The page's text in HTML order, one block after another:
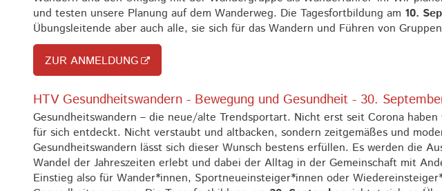
und testen unsere Planung auf dem Wanderweg. Die Tagesfortbildung am 10.
Übungsleitende aber auch alle, sie sich für das Wandern und Führen von
ZUR ANMELDUNG
HTV Gesundheitswandern - Bewegung und Gesundheit - 30.
Gesundheitswandern – die neue/alte Trendsportart. Nicht erst seit Corona haben
für sich entdeckt. Nicht verstaubt und altbacken, sondern zeitgemäßes und
Gesundheitswandern lässt sich dieser Wunsch bestens erfüllen. Es werden die
Wandel der Jahreszeiten erlebt und dabei der Alltag in der Gemeinschaft mit
Einstieg also für Wander*innen, Sportneueinsteiger*innen oder